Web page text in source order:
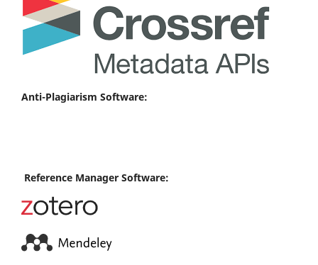
Anti-Plagiarism Software:
Reference Manager Software: